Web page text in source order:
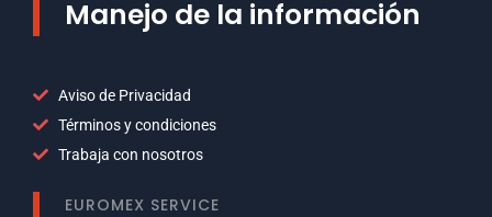
Manejo de la información
Aviso de Privacidad
Términos y condiciones
Trabaja con nosotros
EUROMEX SERVICE